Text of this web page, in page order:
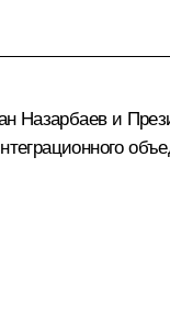
Назарбаеви